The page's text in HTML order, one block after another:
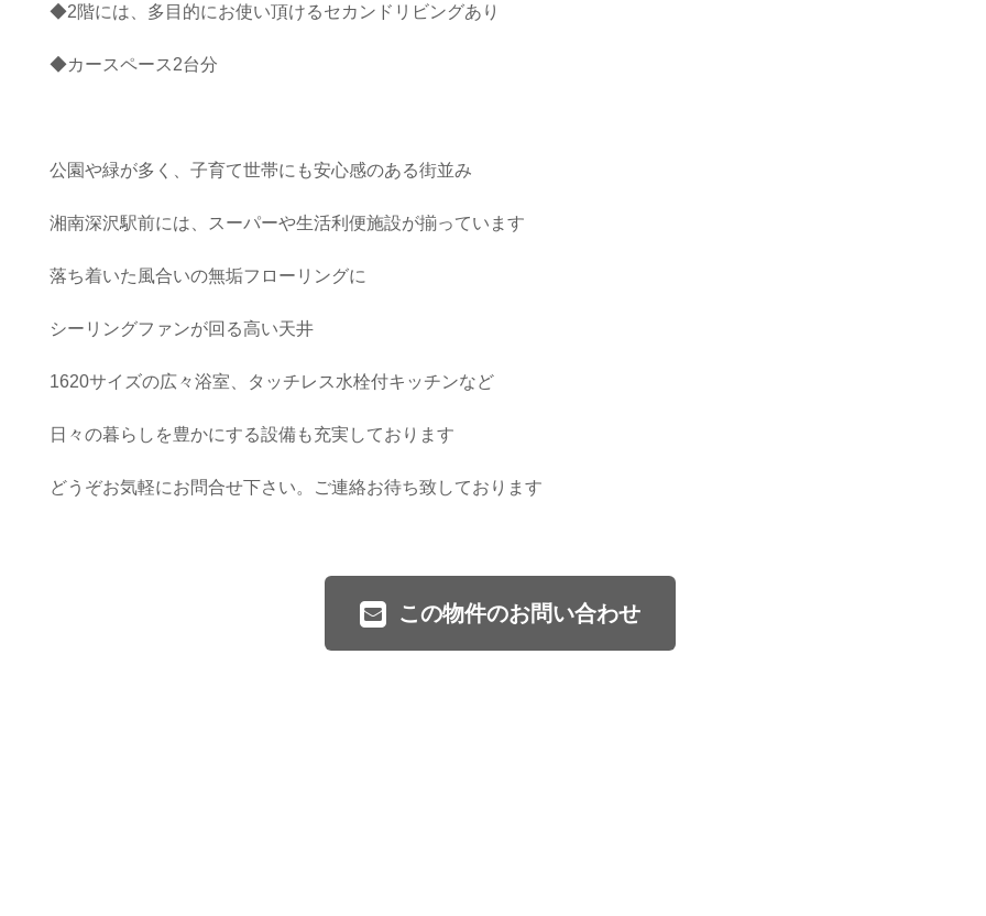
◆2階には、多目的にお使い頂けるセカンドリビングあり
◆カースペース2台分
公園や緑が多く、子育て世帯にも安心感のある街並み
湘南深沢駅前には、スーパーや生活利便施設が揃っています
落ち着いた風合いの無垢フローリングに
シーリングファンが回る高い天井
1620サイズの広々浴室、タッチレス水栓付キッチンなど
日々の暮らしを豊かにする設備も充実しております
どうぞお気軽にお問合せ下さい。ご連絡お待ち致しております
この物件のお問い合わせ